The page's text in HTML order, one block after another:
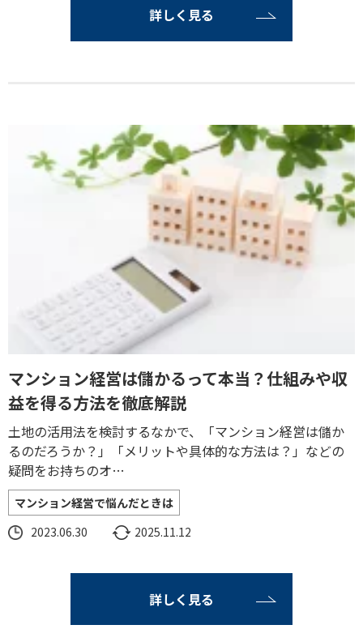
詳しく見る
マンション経営は儲かるって本当？仕組みや収
益を得る方法を徹底解説
土地の活用法を検討するなかで、「マンション経営は儲か
るのだろうか？」「メリットや具体的な方法は？」などの
疑問をお持ちのオ…
マンション経営で悩んだときは
2023.06.30
2025.11.12
詳しく見る